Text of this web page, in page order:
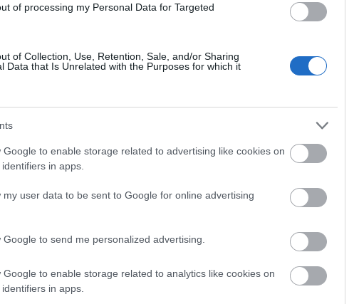
of processing my Personal Data for Targeted
of Collection, Use, Retention, Sale, and/or Sharing
Data that Is Unrelated with the Purposes for which it
Google to enable storage related to advertising like cookies on
in apps.
my user data to be sent to Google for online advertising
Google to send me personalized advertising.
Google to enable storage related to analytics like cookies on
in apps.